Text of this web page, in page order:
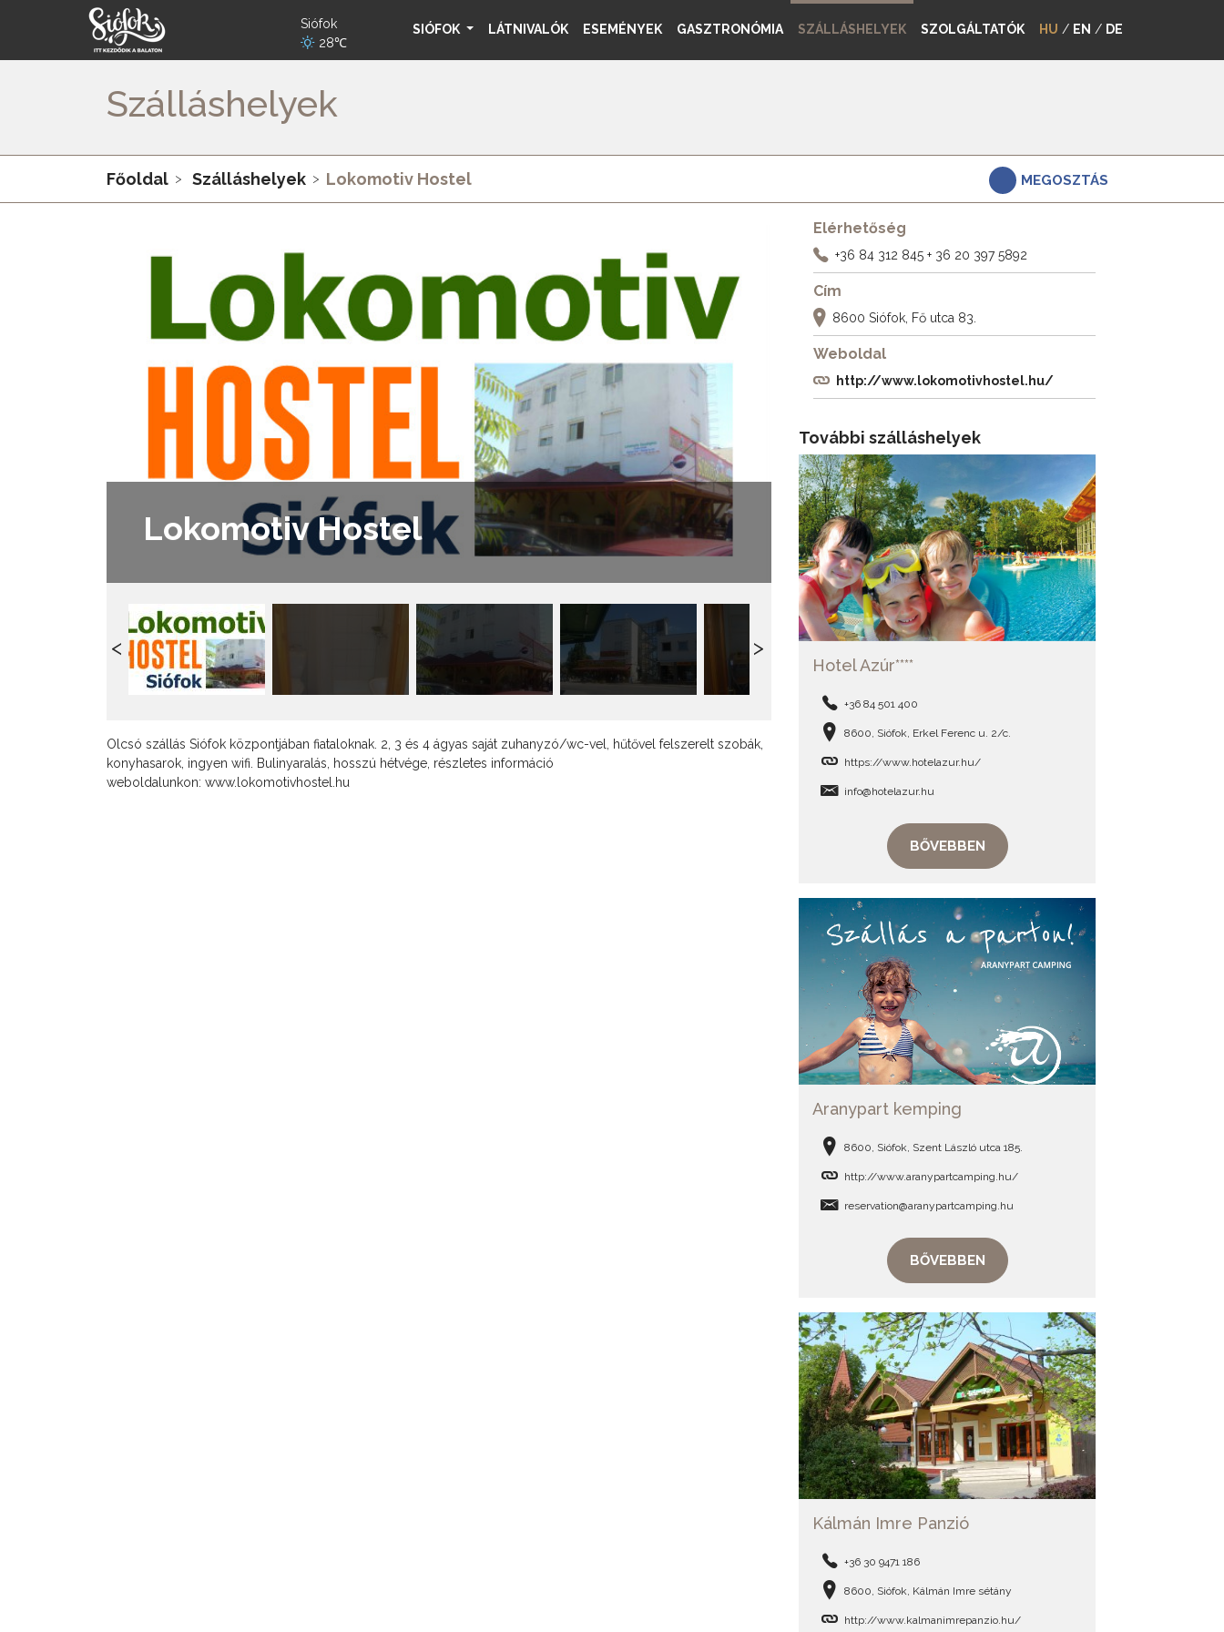
Siófok
28℃
SIÓFOK LÁTNIVALÓK ESEMÉNYEK GASZTRONÓMIA SZÁLLÁSHELYEK SZOLGÁLTATÓK HU / EN / DE
Szálláshelyek
Főoldal Szálláshelyek Lokomotiv Hostel MEGOSZTÁS
Lokomotiv Hostel
Olcsó szállás Siófok központjában fiataloknak. 2, 3 és 4 ágyas saját zuhanyzó/wc-vel, hűtővel felszerelt szobák,
konyhasarok, ingyen wifi. Bulinyaralás, hosszú hétvége, részletes információ
weboldalunkon: www.lokomotivhostel.hu
Elérhetőség
+36 84 312 845 + 36 20 397 5892
Cím
8600 Siófok, Fő utca 83.
Weboldal
http://www.lokomotivhostel.hu/
További szálláshelyek
Hotel Azúr****
+36 84 501 400
8600, Siófok, Erkel Ferenc u. 2/c.
https://www.hotelazur.hu/
info@hotelazur.hu
BŐVEBBEN
Aranypart kemping
8600, Siófok, Szent László utca 185.
http://www.aranypartcamping.hu/
reservation@aranypartcamping.hu
BŐVEBBEN
Kálmán Imre Panzió
+36 30 9471 186
8600, Siófok, Kálmán Imre sétány
http://www.kalmanimrepanzio.hu/